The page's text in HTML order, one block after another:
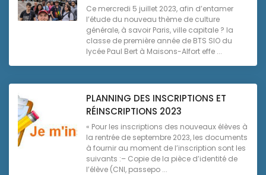
Ce mercredi 5 juillet 2023, afin d’entamer
l’étude du nouveau thème de culture
générale, à savoir Paris, ville capitale ? la
classe de première année de BTS SIO du
lycée Paul Bert à Maisons-Alfort effe ...
PLANNING DES INSCRIPTIONS ET
RÉINSCRIPTIONS 2023
« Pour les inscriptions des nouveaux élèves à
la rentrée de septembre 2023, les documents
à fournir au moment de l’inscription sont les
suivants :– Copie de la pièce d’identité de
l’élève (CNI, passepo ...